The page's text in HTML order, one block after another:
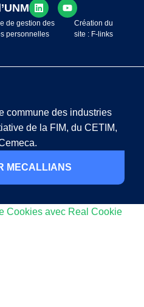
de gestion des
personnelles
Création du
site : F-links
commune des industries
de la FIM, du CETIM,
MECALLIANS
Cookies avec Real Cookie